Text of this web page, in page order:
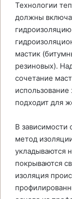
Технологии
должны
мастик
резиновых).
сочетание
подходит для
В зависимости
метод
укладываются
покрываются
изоляция